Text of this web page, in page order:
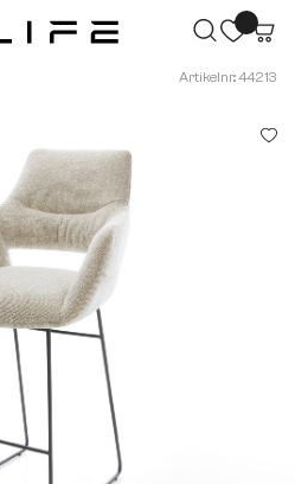
Artikelnr.: 44213